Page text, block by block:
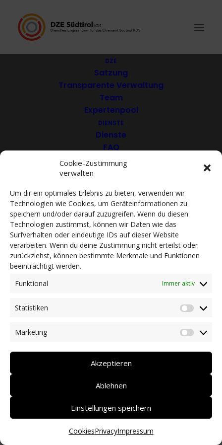
Cookie-Zustimmung
verwalten
Um dir ein optimales Erlebnis zu bieten, verwenden wir
Technologien wie Cookies, um Geräteinformationen zu
speichern und/oder darauf zuzugreifen. Wenn du diesen
Technologien zustimmst, können wir Daten wie das
Surfverhalten oder eindeutige IDs auf dieser Website
verarbeiten. Wenn du deine Zustimmung nicht erteilst oder
zurückziehst, können bestimmte Merkmale und Funktionen
beeinträchtigt werden.
Funktional
Immer aktiv
Statistiken
Marketing
Akzeptieren
Ablehnen
Einstellungen speichern
CookiesPrivacyImpressum
DZE
Satzung
Transparente Verwaltung
Team
Expertenpool
DIENSTE
Dienste
FAQ
Download
Mitglied werden
ACADEMY
VIDEOTHEK
NEWS
Dringlichkeitsmaßnahmen und aktuelle Informationen
Coronakrise: Hilfsangebote unserer Mitglieder
Initiativen unserer Mitglieder/Partner
DEUTSCH
Köcheverband – SKV